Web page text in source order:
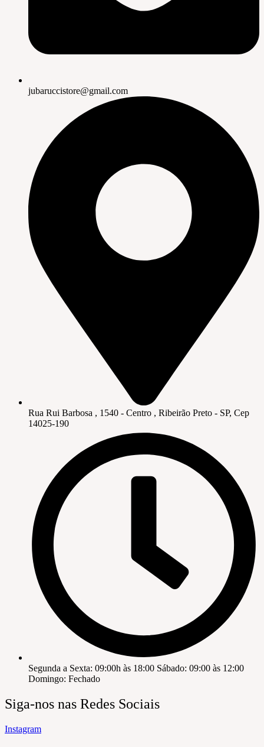
jubaruccistore@gmail.com
Rua Rui Barbosa , 1540 - Centro , Ribeirão Preto - SP, Cep
14025-190
Segunda a Sexta: 09:00h às 18:00 Sábado: 09:00 às 12:00
Domingo: Fechado
Siga-nos nas Redes Sociais
Instagram